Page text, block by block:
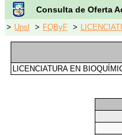
Consulta de Oferta
> Unsl > FQByF >
LICENCIATURA EN